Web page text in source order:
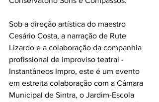
Sob a direção artística do maestro
Cesário Costa, a narração de Rute
Lizardo e a colaboração da companhia
profissional de improviso teatral -
Instantâneos Impro, este é um evento
em estreita colaboração com a Câmara
Municipal de Sintra, o Jardim-Escola